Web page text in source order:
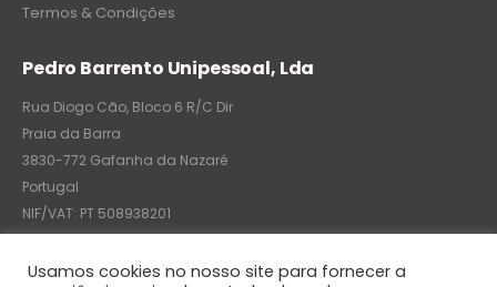
Termos & Condições
Pedro Barrento Unipessoal, Lda
Rua Diogo Cão, Bloco 6 R/C Dir
Praia da Barra
3830-772 Gafanha da Nazaré
Portugal
NIF/VAT: PT 508938201
C.R.C.: 7004-8522-6075
Usamos cookies no nosso site para fornecer a